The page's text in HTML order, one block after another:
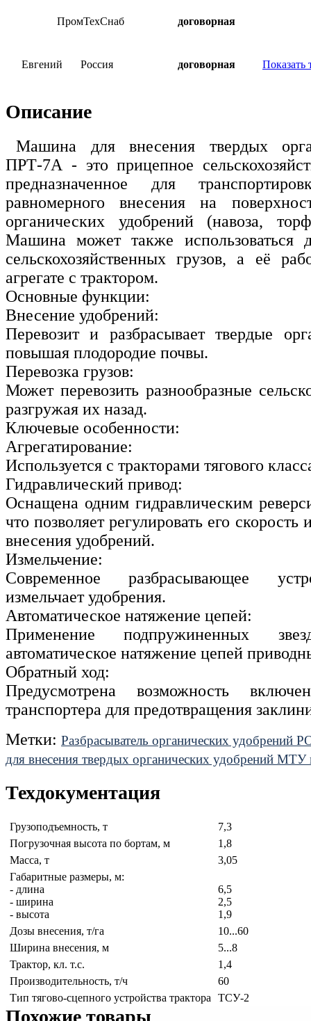
ПромТехСнаб договорная
Евгений Россия договорная Показать
Описание
Машина для внесения твердых
ПРТ-7А - это прицепное
предназначенное для
равномерного внесения на
органических удобрений (навоза,
Машина может также использоваться
сельскохозяйственных грузов, а её
агрегате с трактором.
Основные функции:
Внесение удобрений:
Перевозит и разбрасывает твердые
повышая плодородие почвы.
Перевозка грузов:
Может перевозить разнообразные
разгружая их назад.
Ключевые особенности:
Агрегатирование:
Используется с тракторами тягового
Гидравлический привод:
Оснащена одним гидравлическим
что позволяет регулировать его
внесения удобрений.
Измельчение:
Современное разбрасывающее
измельчает удобрения.
Автоматическое натяжение цепей:
Применение подпружиненных
автоматическое натяжение цепей
Обратный ход:
Предусмотрена возможность
транспортера для предотвращения
Метки: Разбрасыватель органических удобрений
для внесения твердых органических удобрений МТУ
Техдокументация
Грузоподъемность, т
7,3
Погрузочная высота по бортам, м
1,8
Масса, т
3,05
Габаритные размеры, м:
- длина
- ширина
- высота
6,5
2,5
1,9
Дозы внесения, т/га
10...60
Ширина внесения, м
5...8
Трактор, кл. т.с.
1,4
Производительность, т/ч
60
Тип тягово-сцепного устройства трактора
ТСУ-2
Похожие товары